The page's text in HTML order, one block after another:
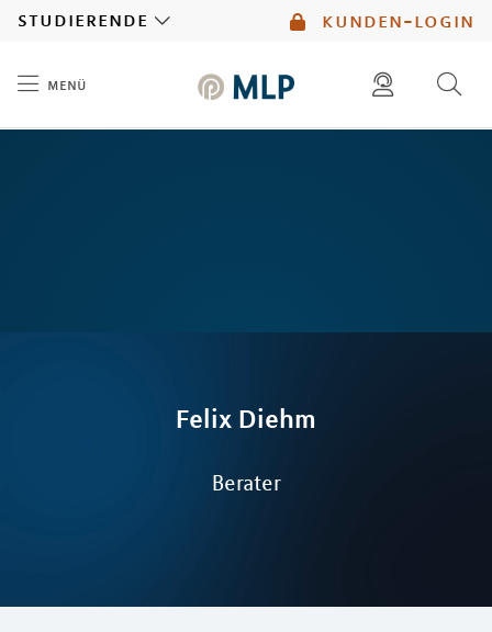
kunden-login
studierende
menü
Felix Diehm
Berater